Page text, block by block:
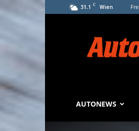
31.1 C Wien
AUTONEWS